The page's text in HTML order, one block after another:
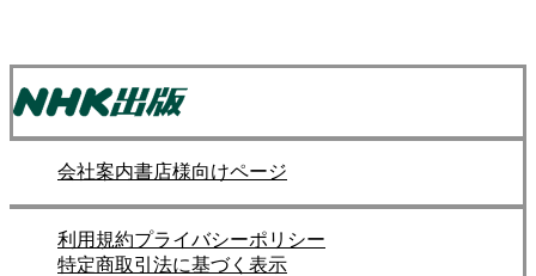
会社案内書店様向けページ
利用規約プライバシーポリシー
特定商取引法に基づく表示